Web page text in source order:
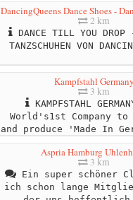
DancingQueens Dance Shoes -
2 km
DANCE TILL YOU DROP
TANZSCHUHEN VON
Kampfstahl Germany
3 km
KAMPFSTAHL
World's1st Company to
and produce 'Made In
Aspria Hamburg
3 km
Ein super schöner
ich schon lange